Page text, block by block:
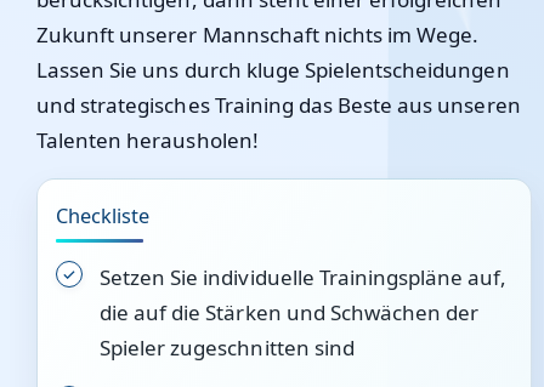
Zukunft unserer Mannschaft nichts im Wege.
Lassen Sie uns durch kluge Spielentscheidungen
und strategisches Training das Beste aus unseren
Talenten herausholen!
Checkliste
Setzen Sie individuelle Trainingspläne auf,
die auf die Stärken und Schwächen der
Spieler zugeschnitten sind